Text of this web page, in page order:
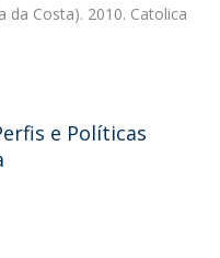
da Costa). 2010. Catolica
e Políticas